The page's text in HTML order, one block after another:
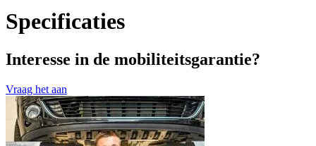
Specificaties
Interesse in de mobiliteitsgarantie?
Vraag het aan